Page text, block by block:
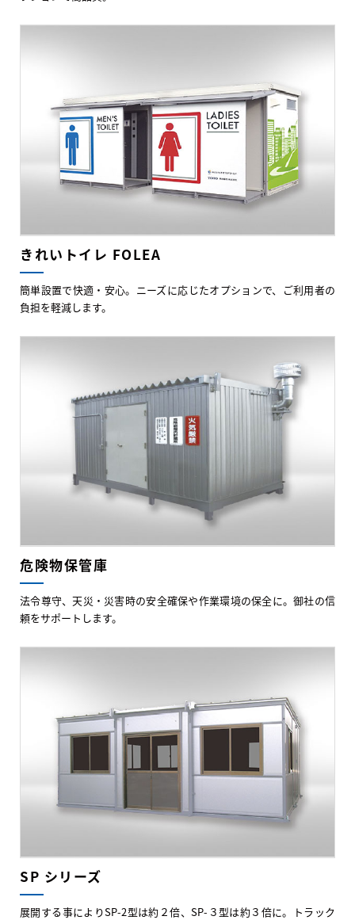
きれいトイレ FOLEA
簡単設置で快適・安心。ニーズに応じたオプションで、ご利用者の
負担を軽減します。
危険物保管庫
法令尊守、天災・災害時の安全確保や作業環境の保全に。御社の信
頼をサポートします。
SP シリーズ
展開する事によりSP-2型は約２倍、SP-３型は約３倍に。トラック